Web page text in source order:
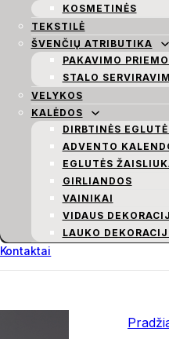
KOSMETINĖS
TEKSTILĖ
ŠVENČIŲ ATRIBUTIKA
PAKAVIMO
STALO
VELYKOS
KALĖDOS
DIRBTINĖS
ADVENTO
EGLUTĖS
GIRLIANDOS
VAINIKAI
VIDAUS
LAUKO
Kontaktai